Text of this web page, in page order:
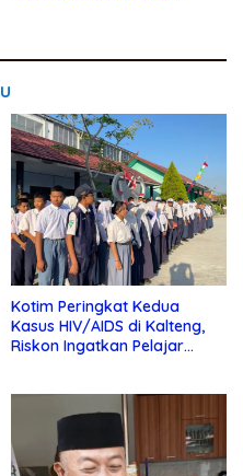
Kotim Peringkat Kedua
Kasus HIV/AIDS di Kalteng,
Riskon Ingatkan Pelajar